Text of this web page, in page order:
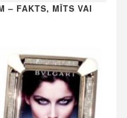
– FAKTS, MĪTS VAI